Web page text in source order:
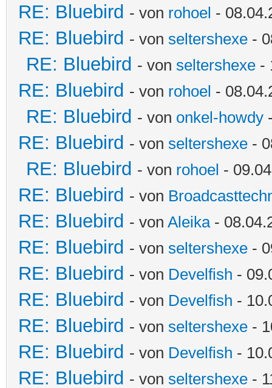
RE: Bluebird - von rohoel -
RE: Bluebird - von seltershexe -
RE: Bluebird - von seltershexe -
RE: Bluebird - von rohoel -
RE: Bluebird - von onkel-howdy
RE: Bluebird - von seltershexe -
RE: Bluebird - von rohoel -
RE: Bluebird - von
RE: Bluebird - von Aleika-
RE: Bluebird - von seltershexe -
RE: Bluebird - von Develfish -
RE: Bluebird - von Develfish -
RE: Bluebird - von seltershexe -
RE: Bluebird - von Develfish -
RE: Bluebird - von seltershexe -